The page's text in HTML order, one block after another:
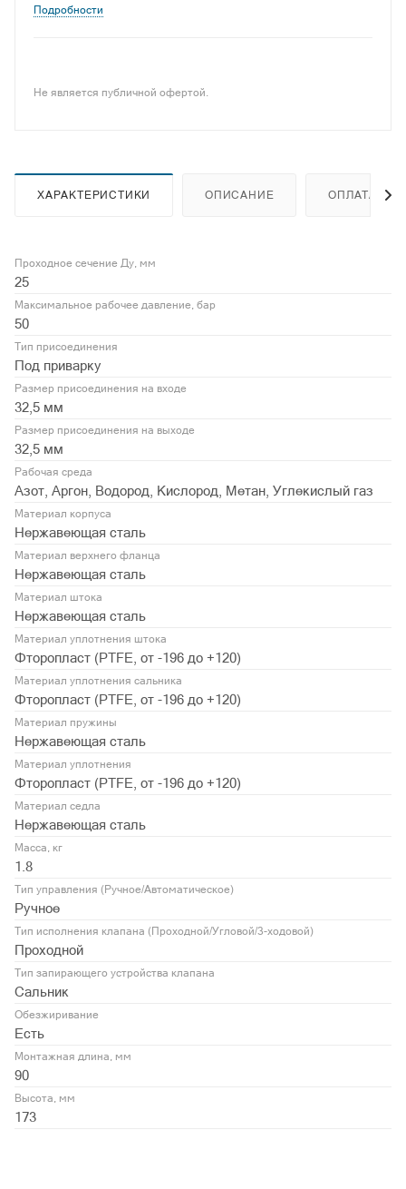
Подробности
Не является публичной офертой.
ХАРАКТЕРИСТИКИ ОПИСАНИЕ ОПЛАТА
Проходное сечение Ду, мм
25
Максимальное рабочее давление, бар
50
Тип присоединения
Под приварку
Размер присоединения на входе
32,5 мм
Размер присоединения на выходе
32,5 мм
Рабочая среда
Азот, Аргон, Водород, Кислород, Метан, Углекислый газ
Материал корпуса
Нержавеющая сталь
Материал верхнего фланца
Нержавеющая сталь
Материал штока
Нержавеющая сталь
Материал уплотнения штока
Фторопласт (PTFE, от -196 до +120)
Материал уплотнения сальника
Фторопласт (PTFE, от -196 до +120)
Материал пружины
Нержавеющая сталь
Материал уплотнения
Фторопласт (PTFE, от -196 до +120)
Материал седла
Нержавеющая сталь
Масса, кг
1.8
Тип управления (Ручное/Автоматическое)
Ручное
Тип исполнения клапана (Проходной/Угловой/3-ходовой)
Проходной
Тип запирающего устройства клапана
Сальник
Обезжиривание
Есть
Монтажная длина, мм
90
Высота, мм
173